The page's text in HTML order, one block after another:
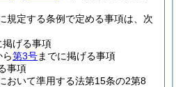
規定する条例で定める事項は、次
掲げる事項
ら第3号までに掲げる事項
事項
おいて準用する法第15条の2第8